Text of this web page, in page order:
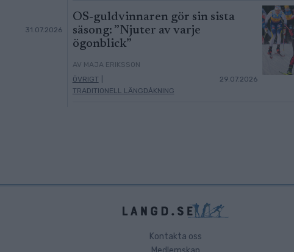
31.07.2026
OS-guldvinnaren gör sin sista
säsong: ”Njuter av varje
ögonblick”
AV MAJA ERIKSSON
ÖVRIGT
TRADITIONELL LÄNGDÅKNING
29.07.2026
Kontakta oss